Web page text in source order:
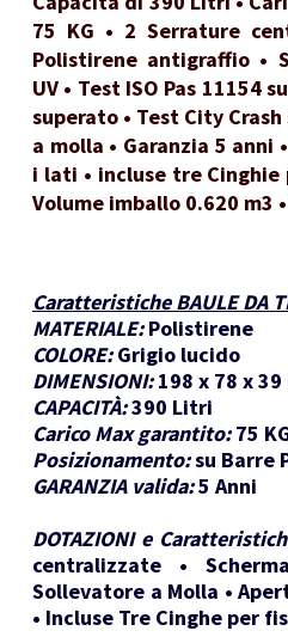
75 KG • 2 Serrature
Polistirene antigraffio •
UV • Test ISO Pas 11154
superato • Test City
a molla • Garanzia 5 anni
i lati • incluse tre
Volume imballo 0.620 m3
Caratteristiche BAULE DA
MATERIALE: Polistirene
COLORE: Grigio lucido
DIMENSIONI: 198 x 78 x 39
CAPACITÀ:390 Litri
Carico Max garantito: 75
Posizionamento:su Barre
GARANZIA valida:5 Anni
DOTAZIONI e
centralizzate •
Sollevatore a Molla •
• Incluse Tre Cinghe per